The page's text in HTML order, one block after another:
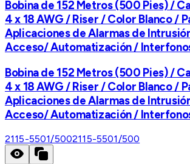
Bobina de 152 Metros (500 Pies) /
4 x 18 AWG / Riser / Color Blanco /
Aplicaciones de Alarmas de
Acceso/ Automatización /
Bobina de 152 Metros (500 Pies) /
4 x 18 AWG / Riser / Color Blanco /
Aplicaciones de Alarmas de
Acceso/ Automatización /
2115-5501/5002115-5501/500